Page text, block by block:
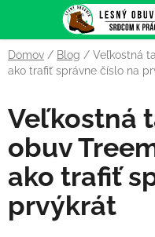
obsah
Domov / Blog / Veľkostná
ako trafiť správne číslo na
Veľkostná
obuv
ako trafiť
prvýkrát